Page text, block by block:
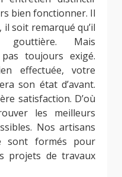
bien fonctionner. Il
soit remarqué qu’il
Mais
toujours exigé.
effectuée, votre
son état d’avant.
satisfaction. D’où
les meilleurs
Nos artisans
sont formés pour
projets de travaux